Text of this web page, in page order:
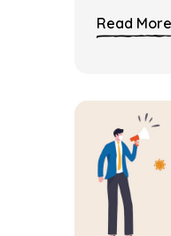
Read More